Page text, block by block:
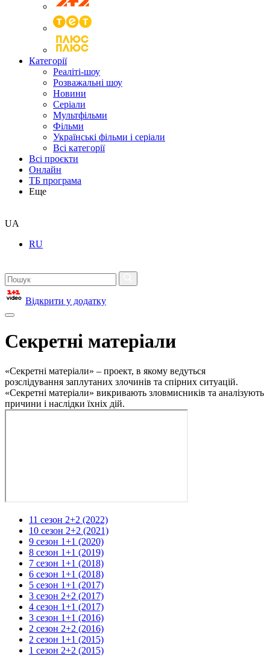
Категорії
Реаліті-шоу
Розважальні шоу
Новини
Серіали
Мультфільми
Фільми
Українські фільми і серіали
Всі категорії
Всі проєкти
Онлайн
ТБ програма
Еще
UA
RU
Відкрити у додатку
Секретні матеріали
«Секретні матеріали» – проект, в якому ведуться
розслідування заплутаних злочинів та спірних ситуацій.
«Секретні матеріали» викривають зловмисників та аналізують
причини і наслідки їхніх дій.
11 сезон 2+2 (2022)
10 сезон 2+2 (2021)
9 сезон 1+1 (2020)
8 сезон 1+1 (2019)
7 сезон 1+1 (2018)
6 сезон 1+1 (2018)
5 сезон 1+1 (2017)
3 сезон 2+2 (2017)
4 сезон 1+1 (2017)
3 сезон 1+1 (2016)
2 сезон 2+2 (2016)
2 сезон 1+1 (2015)
1 сезон 2+2 (2015)